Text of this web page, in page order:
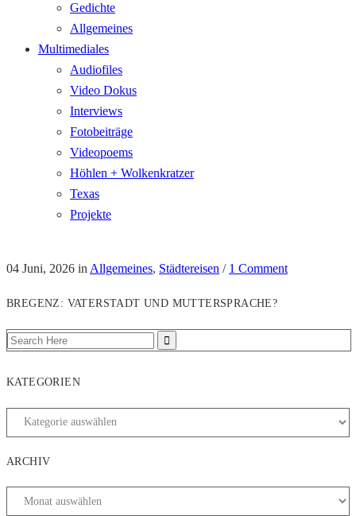
Gedichte
Allgemeines
Multimediales
Audiofiles
Video Dokus
Interviews
Fotobeiträge
Videopoems
Höhlen + Wolkenkratzer
Texas
Projekte
04 Juni, 2026 in Allgemeines, Städtereisen / 1 Comment
BREGENZ: VATERSTADT UND MUTTERSPRACHE?
KATEGORIEN
ARCHIV